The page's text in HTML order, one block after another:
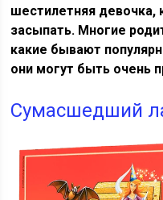
шестилетняя девочка,
засыпать. Многие
какие бывают
они могут быть очень
Сумасшедший